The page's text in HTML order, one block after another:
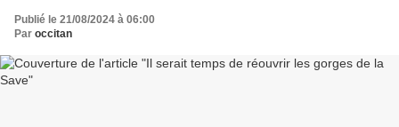
Publié le 21/08/2024 à 06:00
Par occitan